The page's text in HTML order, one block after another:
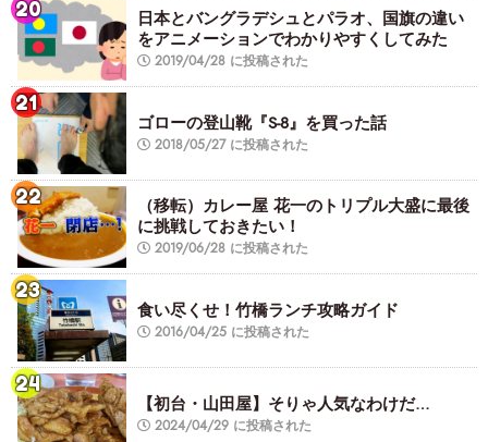
日本とバングラデシュとパラオ、国旗の違い
をアニメーションでわかりやすくしてみた
2019/04/28 に投稿された
ゴローの登山靴『S-8』を買った話
2018/05/27 に投稿された
（移転）カレー屋 花一のトリプル大盛に最後
に挑戦しておきたい！
2019/06/28 に投稿された
食い尽くせ！竹橋ランチ攻略ガイド
2016/04/25 に投稿された
【初台・山田屋】そりゃ人気なわけだ…
2024/04/29 に投稿された